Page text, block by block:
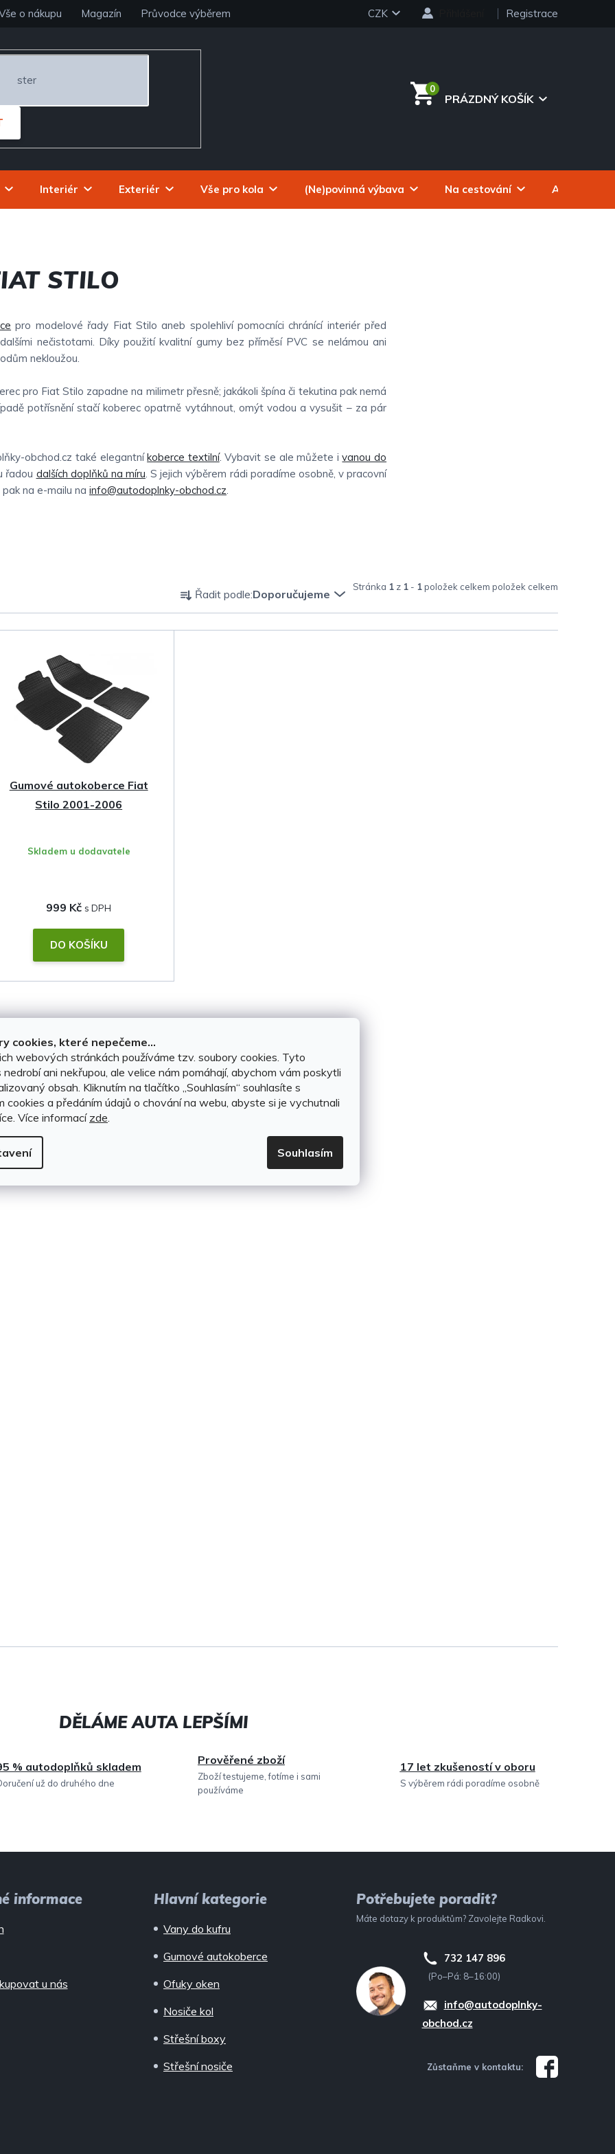
cookies, které nepečeme...
webových stránkách používáme tzv. soubory cookies. Tyto
nedrobí ani nekřupou, ale velice nám pomáhají, abychom vám poskytli
obsah. Kliknutím na tlačítko ,,Souhlasím“ souhlasíte s
cookies a předáním údajů o chování na webu, abyste si je vychutnali
Více informací zde.
Souhlasím
o nákupu Magazín Průvodce výběrem CZK Registrace
PRÁZDNÝ KOŠÍK
Interiér Exteriér Vše pro kola (Ne)povinná výbava Na cestování
STILO
pro modelové řady Fiat Stilo aneb spolehliví pomocníci chránící interiér před
nečistotami. Díky použití kvalitní gumy bez příměsí PVC se nelámou ani
nekloužou.
pro Fiat Stilo zapadne na milimetr přesně; jakákoli špína či tekutina pak nemá
potřísnění stačí koberec opatrně vytáhnout, omýt vodou a vysušit – za pár
obchod.cz také elegantníkoberce textilní. Vybavit se ale můžete ivanou do
řadou dalších doplňků na míru. S jejich výběrem rádi poradíme osobně, v pracovní
pak na e-mailu na info@autodoplnky-obchod.cz.
Stránka 1 z 1 - 1položek celkem
Ř
a
Řadit podle:Doporučujeme
Gumové autokoberce Fiat
Stilo 2001-2006
Skladem u dodavatele
999 Kč
DO KOŠÍKU
O
l
á
d
a
c
í
% autodoplňků skladem
už do druhého dne
Prověřené zboží
Zboží testujeme, fotíme i sami
používáme
17 let zkušeností v oboru
S výběrem rádi poradíme osobně
informace
u nás
Hlavní kategorie
Vany do kufru
Gumové autokoberce
Ofuky oken
Nosiče kol
Střešní boxy
Střešní nosiče
Potřebujete poradit?
Máte dotazy k produktům? Zavolejte Radkovi.
732 147 896
(Po–Pá: 8–16:00)
info@autodoplnky-
obchod.cz